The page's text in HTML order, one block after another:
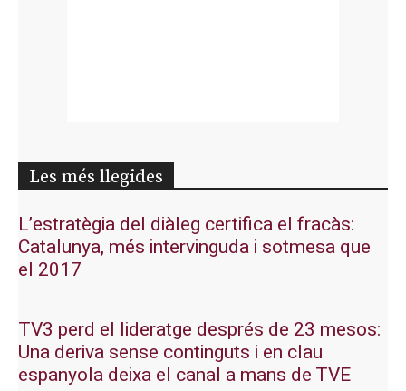
Les més llegides
L’estratègia del diàleg certifica el fracàs:
Catalunya, més intervinguda i sotmesa que
el 2017
TV3 perd el lideratge després de 23 mesos:
Una deriva sense continguts i en clau
espanyola deixa el canal a mans de TVE